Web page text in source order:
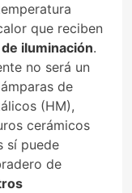
que reciben
iluminación.
no será un
de
(HM),
cerámicos
sí puede
de